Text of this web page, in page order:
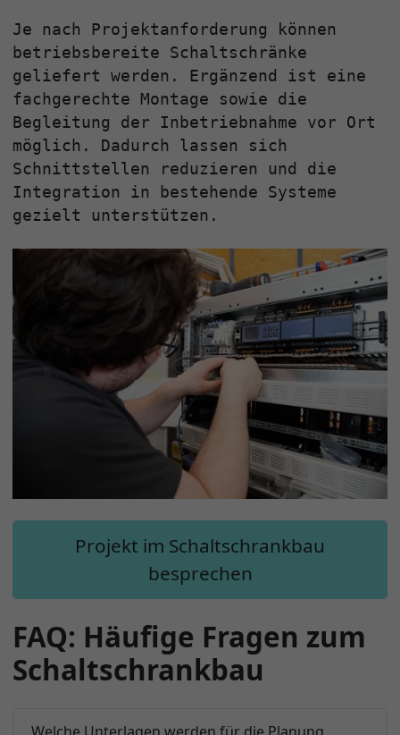
Je nach Projektanforderung können
betriebsbereite Schaltschränke
geliefert werden. Ergänzend ist eine
fachgerechte Montage sowie die
Begleitung der Inbetriebnahme vor Ort
möglich. Dadurch lassen sich
Schnittstellen reduzieren und die
Integration in bestehende Systeme
gezielt unterstützen.
Projekt im Schaltschrankbau
besprechen
FAQ: Häufige Fragen zum
Schaltschrankbau